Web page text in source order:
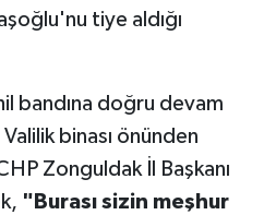
tiye aldığı
bandına doğru devam
binası önünden
Zonguldak İl Başkanı
"Burası sizin meşhur